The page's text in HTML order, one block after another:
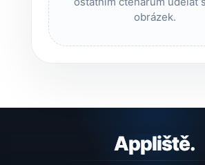
obrázek.